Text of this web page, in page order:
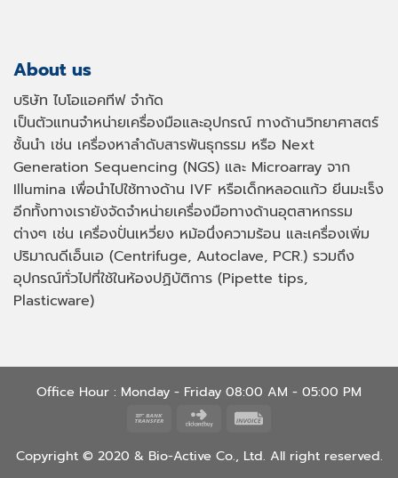
About us
บริษัท ไบโอแอคทีฟ จำกัด
เป็นตัวแทนจำหน่ายเครื่องมือและอุปกรณ์ ทางด้านวิทยาศาสตร์
ชั้นนำ เช่น เครื่องหาลำดับสารพันธุกรรม หรือ Next
Generation Sequencing (NGS) และ Microarray จาก
Illumina เพื่อนำไปใช้ทางด้าน IVF หรือเด็กหลอดแก้ว ยีนมะเร็ง
อีกทั้งทางเรายังจัดจำหน่ายเครื่องมือทางด้านอุตสาหกรรม
ต่างๆ เช่น เครื่องปั่นเหวี่ยง หม้อนึ่งความร้อน และเครื่องเพิ่ม
ปริมาณดีเอ็นเอ (Centrifuge, Autoclave, PCR.) รวมถึง
อุปกรณ์ทั่วไปที่ใช้ในห้องปฏิบัติการ (Pipette tips,
Plasticware)
Office Hour : Monday - Friday 08:00 AM - 05:00 PM
Bank
Click
Buy
Copyright © 2020 & Bio-Active Co., Ltd. All right reserved.